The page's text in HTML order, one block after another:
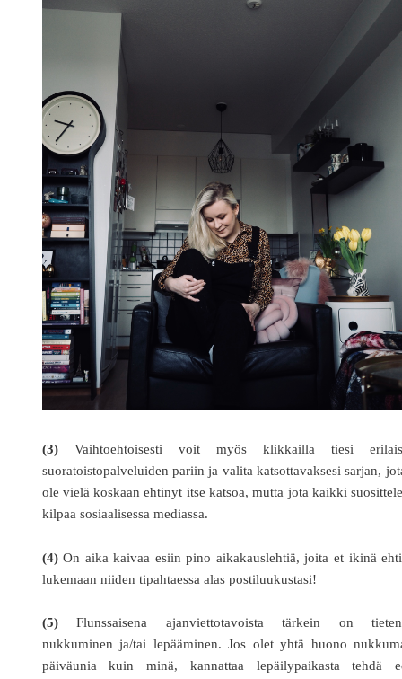
(3)Vaihtoehtoisesti voit myös klikkailla tiesi
suoratoistopalveluiden pariin ja valita katsottavaksesi sarjan,
ole vielä koskaan ehtinyt itse katsoa, mutta jota kaikki
kilpaa sosiaalisessa mediassa.
(4)On aika kaivaa esiin pino aikakauslehtiä, joita et ikinä
lukemaan niiden tipahtaessa alas postiluukustasi!
(5)Flunssaisena ajanviettotavoista tärkein on
nukkuminen ja/tai lepääminen. Jos olet yhtä huono
päiväunia kuin minä, kannattaa lepäilypaikasta tehdä